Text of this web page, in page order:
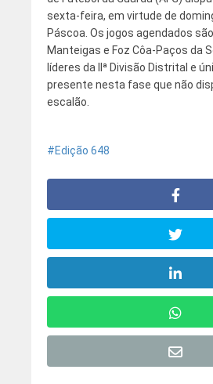
sexta-feira, em virtude de
Páscoa. Os jogos agendados
Manteigas e Foz Côa-Paços da
líderes da IIª Divisão Distrital e
presente nesta fase que não
escalão.
Edição 648